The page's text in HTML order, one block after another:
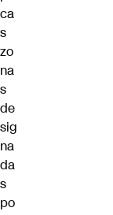
ca
s
zo
na
s
de
sig
na
da
s
po